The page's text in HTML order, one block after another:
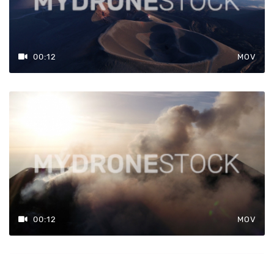
00:12 MOV
00:12 MOV